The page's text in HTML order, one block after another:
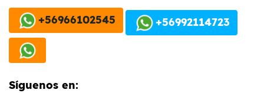
+56966102545 +56992114723
Síguenos en: